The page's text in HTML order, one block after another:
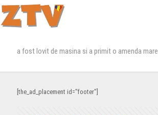
a fost lovit de masina si a primit o amenda mare
[the_ad_placement id="footer"]